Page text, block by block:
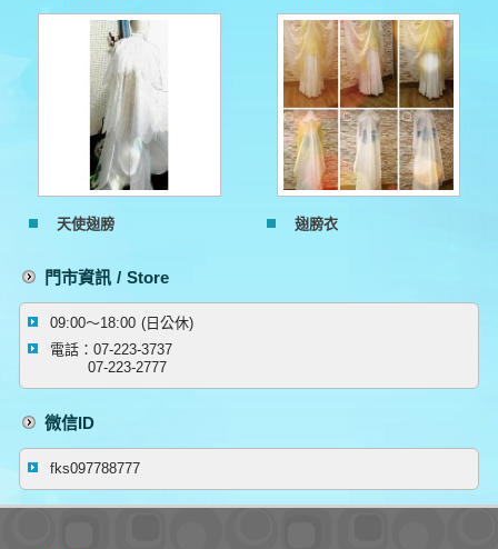
門市資訊 / Store
09:00～18:00 (日公休)
電話：07-223-3737
07-223-2777
微信ID
fks097788777
天使翅膀 翅膀衣